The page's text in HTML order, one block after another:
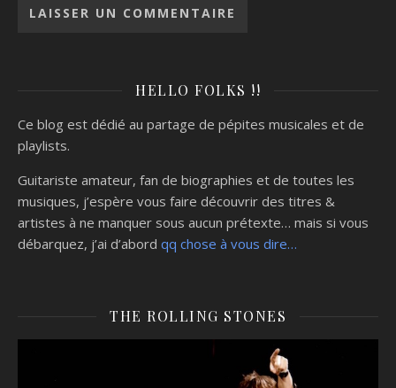
HELLO FOLKS !!
Ce blog est dédié au partage de pépites musicales et de
playlists.
Guitariste amateur, fan de biographies et de toutes les
musiques, j’espère vous faire découvrir des titres &
artistes à ne manquer sous aucun prétexte… mais si vous
débarquez, j’ai d’abord qq chose à vous dire…
THE ROLLING STONES